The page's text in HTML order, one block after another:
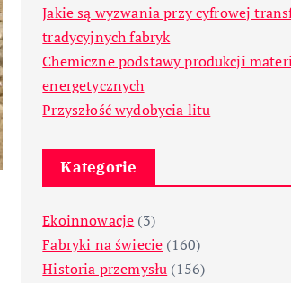
Jakie są wyzwania przy cyfrowej
tradycyjnych fabryk
Chemiczne podstawy produkcji
energetycznych
Przyszłość wydobycia litu
Kategorie
Ekoinnowacje (3)
Fabryki na świecie (160)
Historia przemysłu (156)